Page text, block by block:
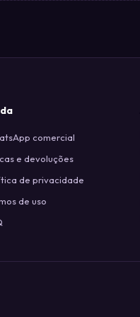
comercial
e devoluções
de privacidade
de uso